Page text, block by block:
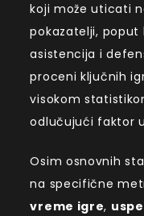
koji može uticati
pokazatelji,
asistencija i
proceni ključnih
visokom
odlučujući faktor
Osim osnovnih
na specifične
vreme igre,